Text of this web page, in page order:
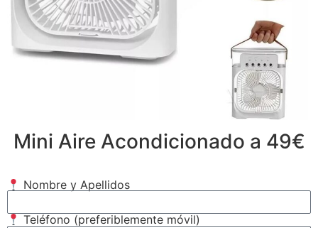
Mini Aire Acondicionado a 49€
Nombre y Apellidos
Teléfono (preferiblemente móvil)